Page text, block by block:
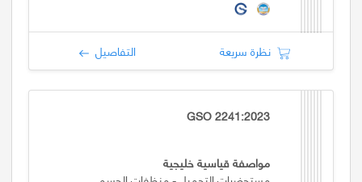
نظرة سريعة التفاصيل
GSO 2241:2023
مواصفة قياسية خليجية